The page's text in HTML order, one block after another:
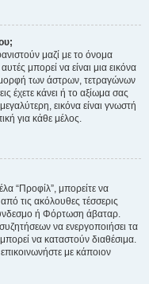
μαζί με το όνομα
μπορεί να είναι μια εικόνα
μορφή των άστρων, τετραγώνων
έχετε κάνει ή το αξίωμα σας
εικόνα είναι γνωστή
για κάθε μέλος.
“Προφίλ”, μπορείτε να
τις ακόλουθες τέσσερις
ή Φόρτωση άβαταρ.
να ενεργοποιήσει τα
να καταστούν διαθέσιμα.
με κάποιον